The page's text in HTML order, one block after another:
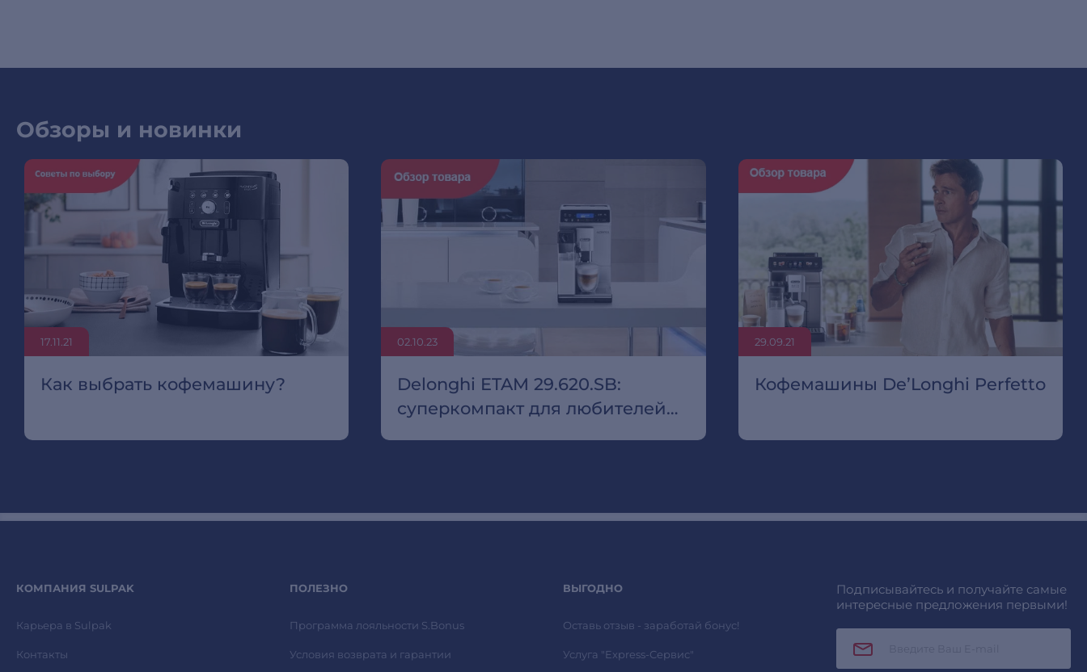
Обзоры и новинки
17.11.21
Как выбрать кофемашину?
02.10.23
Delonghi ETAM 29.620.SB:
суперкомпакт для любителей
29.09.21
Кофемашины De’Longhi Perfetto
КОМПАНИЯ SULPAK
Карьера в Sulpak
Контакты
ПОЛЕЗНО
Программа лояльности S.Bonus
Условия возврата и гарантии
ВЫГОДНО
Оставь отзыв - заработай бонус!
Услуга "Express-Сервис"
Подписывайтесь и получайте самые
интересные предложения первыми!